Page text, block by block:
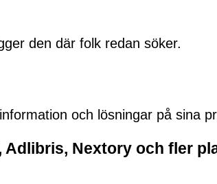
den där folk redan söker.
och lösningar på sina
Nextory och fler